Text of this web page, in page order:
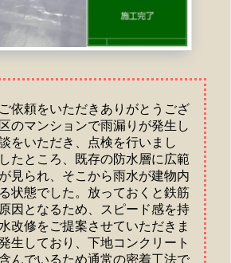
依頼をいただきありがとうござ
のマンションで雨漏りが発生し
をいただき、点検を行いまし
たところ、既存の防水層に広範
見られ、そこから雨水が建物内
状態でした。放っておくと鉄筋
因となるため、スピード感を持
改修をご提案させていただきま
生しており、下地コンクリート
んでいるため通常の密着工法で